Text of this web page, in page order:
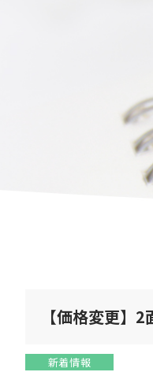
【価格変更】
新着情報